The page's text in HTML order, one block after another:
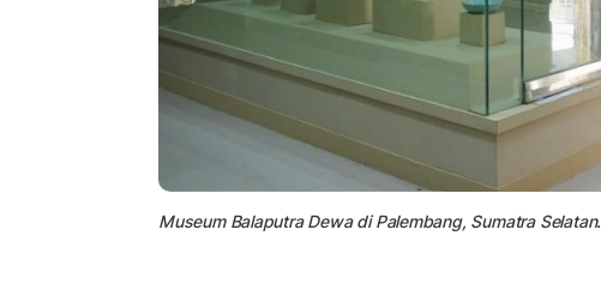
Museum Balaputra Dewa di Palembang, Sumatra Selatan.